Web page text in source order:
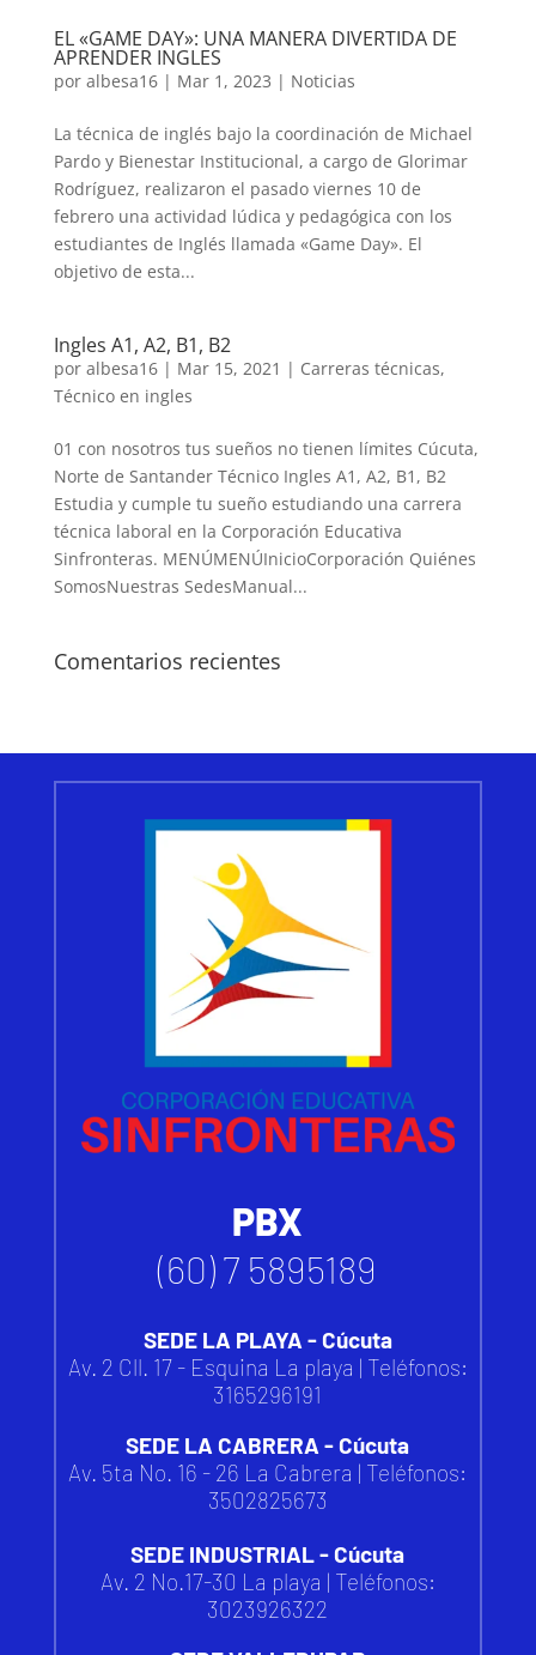
EL «GAME DAY»: UNA MANERA DIVERTIDA DE
APRENDER INGLES
por albesa16| Mar 1, 2023 | Noticias
La técnica de inglés bajo la coordinación de Michael
Pardo y Bienestar Institucional, a cargo de Glorimar
Rodríguez, realizaron el pasado viernes 10 de
febrero una actividad lúdica y pedagógica con los
estudiantes de Inglés llamada «Game Day». El
objetivo de esta...
Ingles A1, A2, B1, B2
por albesa16| Mar 15, 2021 | Carreras técnicas,
Técnico en ingles
01 con nosotros tus sueños no tienen límites Cúcuta,
Norte de Santander Técnico Ingles A1, A2, B1, B2
Estudia y cumple tu sueño estudiando una carrera
técnica laboral en la Corporación Educativa
Sinfronteras. MENÚMENÚInicioCorporación Quiénes
SomosNuestras SedesManual...
Comentarios recientes
PBX
(60) 7 5895189
SEDE LA PLAYA - Cúcuta
Av. 2 Cll. 17 - Esquina La playa | Teléfonos:
3165296191
SEDE LA CABRERA - Cúcuta
Av. 5ta No. 16 - 26 La Cabrera | Teléfonos:
3502825673
SEDE INDUSTRIAL - Cúcuta
Av. 2 No.17-30 La playa | Teléfonos:
3023926322